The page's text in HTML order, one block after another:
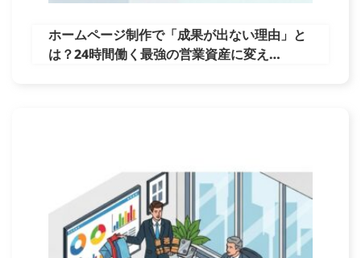
ホームページ制作で「成果が出ない理由」と
は？24時間働く最強の営業資産に変え…